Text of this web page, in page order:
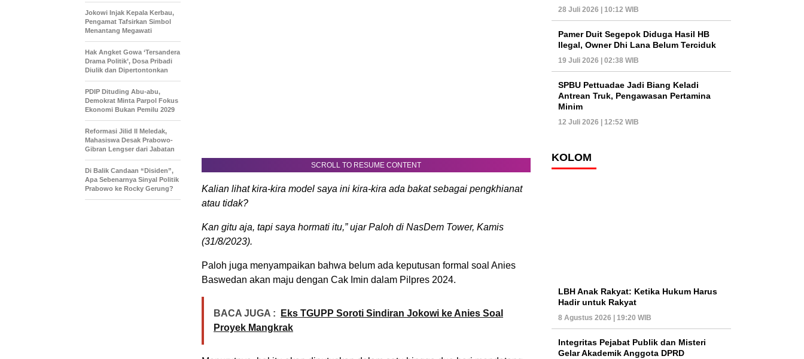
SCROLL TO RESUME CONTENT
Kalian lihat kira-kira model saya ini kira-kira ada bakat sebagai pengkhianat
atau tidak?
Kan gitu aja, tapi saya hormati itu,” ujar Paloh di NasDem Tower, Kamis
(31/8/2023).
Paloh juga menyampaikan bahwa belum ada keputusan formal soal Anies
Baswedan akan maju dengan Cak Imin dalam Pilpres 2024.
BACA JUGA :
Eks TGUPP Soroti Sindiran Jokowi ke Anies Soal
Proyek Mangkrak
Jokowi Injak Kepala Kerbau,
Pengamat Tafsirkan Simbol
Menantang Megawati
Hak Angket Gowa ‘Tersandera
Drama Politik’, Dosa Pribadi
Diulik dan Dipertontonkan
PDIP Dituding Abu-abu,
Demokrat Minta Parpol Fokus
Ekonomi Bukan Pemilu 2029
Reformasi Jilid II Meledak,
Mahasiswa Desak Prabowo-
Gibran Lengser dari Jabatan
Di Balik Candaan “Disiden”,
Apa Sebenarnya Sinyal Politik
Prabowo ke Rocky Gerung?
28 Juli 2026 | 10:12 WIB
Pamer Duit Segepok Diduga Hasil HB
Ilegal, Owner Dhi Lana Belum Terciduk
19 Juli 2026 | 02:38 WIB
SPBU Pettuadae Jadi Biang Keladi
Antrean Truk, Pengawasan Pertamina
Minim
12 Juli 2026 | 12:52 WIB
KOLOM
LBH Anak Rakyat: Ketika Hukum Harus
Hadir untuk Rakyat
8 Agustus 2026 | 19:20 WIB
Integritas Pejabat Publik dan Misteri
Gelar Akademik Anggota DPRD